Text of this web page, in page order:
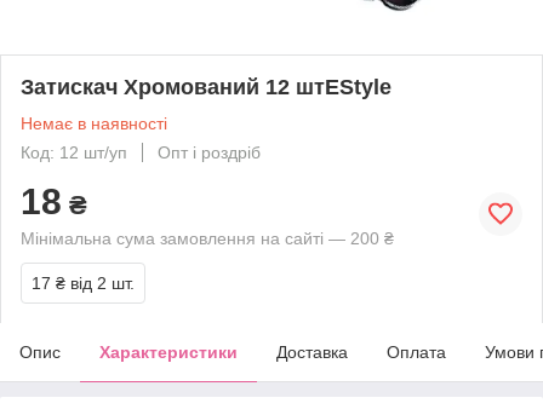
Затискач Хромований 12 штEStyle
Немає в наявності
Код: 12 шт/уп
Опт і роздріб
18 ₴
Мінімальна сума замовлення на сайті — 200 ₴
17 ₴ від 2 шт.
Опис Характеристики Доставка Оплата Умови